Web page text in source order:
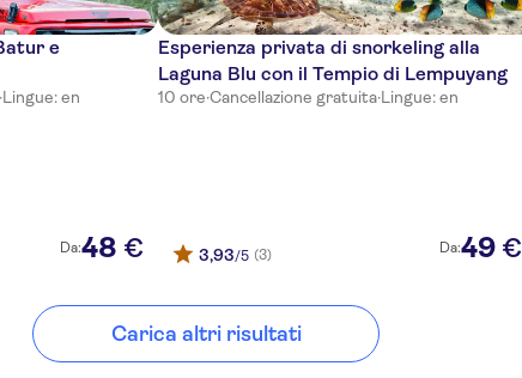
e
·Lingue: en
Da:48 €
Esperienza privata di snorkeling alla
Laguna Blu con il Tempio di Lempuyang
10 ore·Cancellazione gratuita·Lingue: en
3,93/5 (3) Da:49 €
Carica altri risultati